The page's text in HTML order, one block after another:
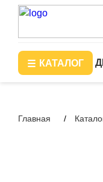
КАТАЛОГ
Главная